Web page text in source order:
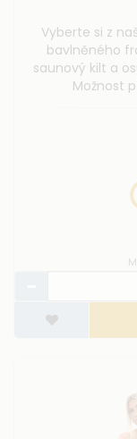
Vyberte si z
bavlněného
saunový kilt a
Možnost